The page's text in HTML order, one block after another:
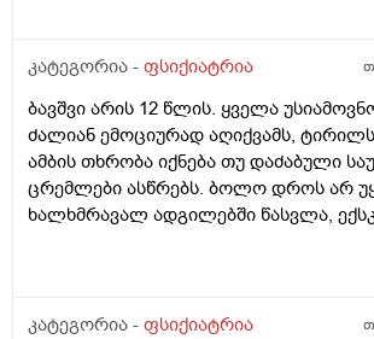
კატეგორია - ფსიქიატრია
ბავშვი არის 12 წლის. ყველა
ძალიან ემოციურად აღიქვამს, ტირილს
ამბის თხრობა იქნება თუ დაძაბული
ცრემლები ასწრებს. ბოლო დროს არ
ხალხმრავალ ადგილებში წასვლა,
ურთიერთობა. ეს მიზეზები არის
კატეგორია - ფსიქიატრია